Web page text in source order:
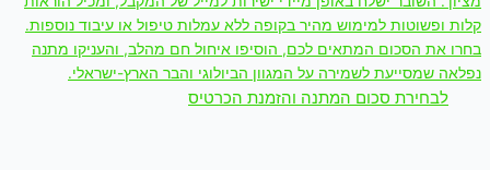
קלות ופשוטות למימוש מהיר בקופה ללא עמלות טיפול או עיבוד נוספות.
בחרו את הסכום המתאים לכם, הוסיפו איחול חם מהלב, והעניקו מתנה
נפלאה שמסייעת לשמירה על המגוון הביולוגי והבר הארץ-ישראלי.
לבחירת סכום המתנה והזמנת הכרטיס